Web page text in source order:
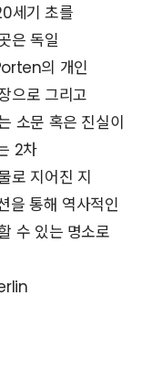
세기 초를
은 독일
의 개인
으로 그리고
소문 혹은 진실이
2차
로 지어진 지
을 통해 역사적인
수 있는 명소로